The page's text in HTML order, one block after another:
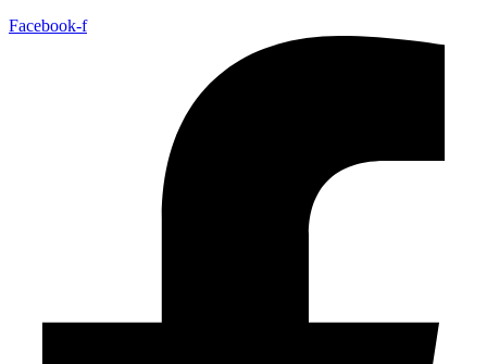
Facebook-f